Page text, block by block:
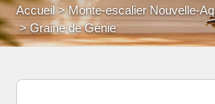
Accueil
Monte-escalier Nouvelle-
Graine de Génie